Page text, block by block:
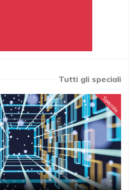
Tutti gli speciali
Speciale